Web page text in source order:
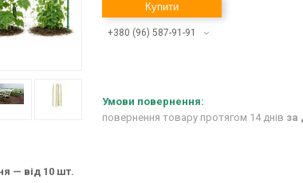
Купити
+380 (96) 587-91-91
повернення товару протягом 14 днів за
— від 10 шт.